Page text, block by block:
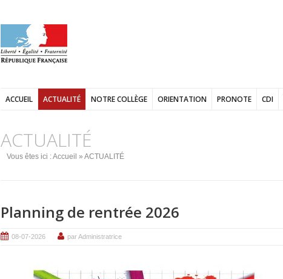
ACCUEIL ACTUALITÉ NOTRE COLLÈGE ORIENTATION PRONOTE CDI
ACTUALITÉ
Vous êtes ici :Accueil » ACTUALITÉ
Planning de rentrée 2026
08-07-2026 par Administratrice